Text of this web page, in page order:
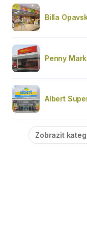
Billa
Penny
Albert
Zobrazit